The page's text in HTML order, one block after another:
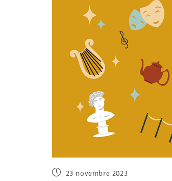
23 novembre 2023